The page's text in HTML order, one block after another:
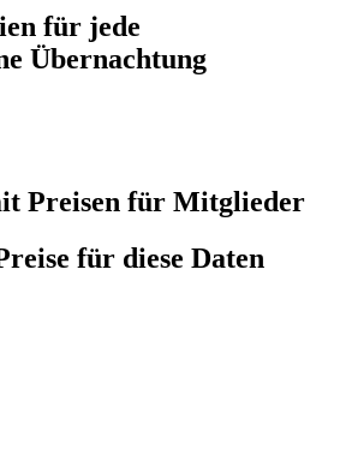
für jede
Übernachtung
Preisen für Mitglieder
für diese Daten